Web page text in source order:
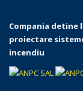
Compania detine
proiectare
incendiu